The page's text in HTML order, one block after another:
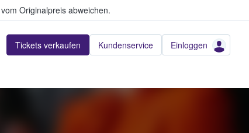
Originalpreis abweichen.
Tickets verkaufen Kundenservice Einloggen